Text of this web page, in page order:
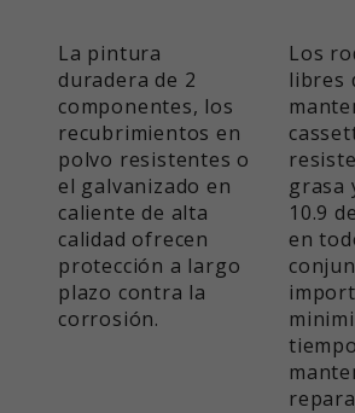
La pintura
duradera de 2
componentes, los
recubrimientos en
polvo resistentes o
el galvanizado en
caliente de alta
calidad ofrecen
protección a largo
plazo contra la
corrosión.
Los
libres
grasa
10.9
en
de
ejecución
Propósito
Este valor guarda su
de consentimiento.
cosas, un ID
aleatoriamente para
almacenamiento
ajustes que haya
operador del sitio
Propósito
calcular los datos
sesiones y
un seguimiento del
para el informe de
web. Las cookies
información de
asignan un número
aleatoriamente para
visitantes únicos.
_ga_xxxxxxxxxx